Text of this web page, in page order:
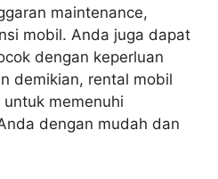
maintenance,
mobil. Anda juga dapat
dengan keperluan
demikian, rental mobil
memenuhi
dengan mudah dan